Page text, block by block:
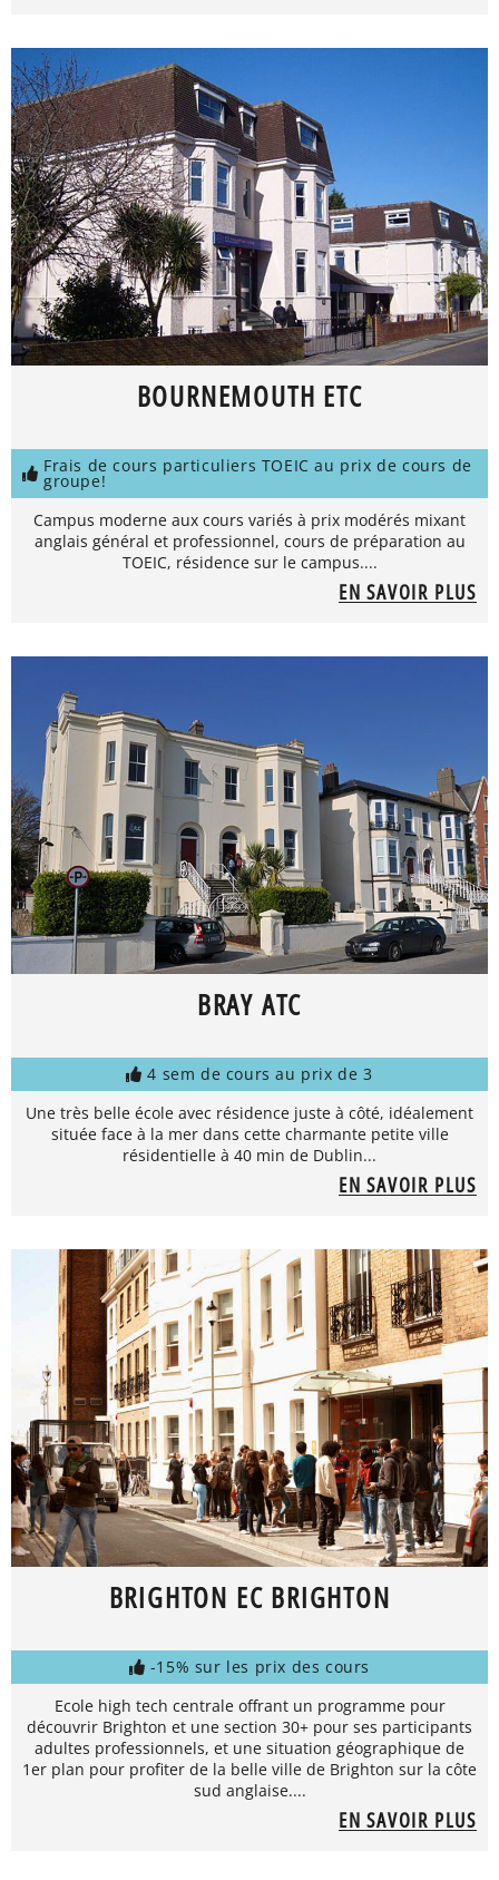
BOURNEMOUTH ETC
Frais de cours particuliers TOEIC au prix de cours de
groupe!
Campus moderne aux cours variés à prix modérés mixant
anglais général et professionnel, cours de préparation au
TOEIC, résidence sur le campus....
EN SAVOIR PLUS
BRAY ATC
4 sem de cours au prix de 3
Une très belle école avec résidence juste à côté, idéalement
située face à la mer dans cette charmante petite ville
résidentielle à 40 min de Dublin...
EN SAVOIR PLUS
BRIGHTON EC BRIGHTON
-15% sur les prix des cours
Ecole high tech centrale offrant un programme pour
découvrir Brighton et une section 30+ pour ses participants
adultes professionnels, et une situation géographique de
1er plan pour profiter de la belle ville de Brighton sur la côte
sud anglaise....
EN SAVOIR PLUS